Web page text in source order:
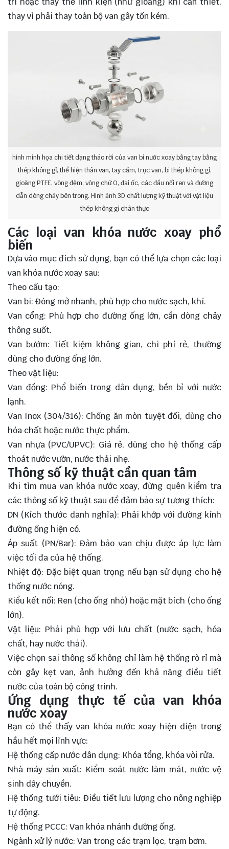
thay vì phải thay toàn bộ van gây tốn kém.
hình minh họa chi tiết dạng tháo rời của van bi nước xoay bằng tay bằng
thép không gỉ, thể hiện thân van, tay cầm, trục van, bi thép không gỉ,
gioăng PTFE, vòng đệm, vòng chữ O, đai ốc, các đầu nối ren và đường
dẫn dòng chảy bên trong. Hình ảnh 3D chất lượng kỹ thuật với vật liệu
thép không gỉ chân thực
Các loại van khóa nước xoay phổ
biến
Dựa vào mục đích sử dụng, bạn có thể lựa chọn các loại
van khóa nước xoay sau:
Theo cấu tạo:
Van bi: Đóng mở nhanh, phù hợp cho nước sạch, khí.
Van cổng: Phù hợp cho đường ống lớn, cần dòng chảy
thông suốt.
Van bướm: Tiết kiệm không gian, chi phí rẻ, thường
dùng cho đường ống lớn.
Theo vật liệu:
Van đồng: Phổ biến trong dân dụng, bền bỉ với nước
lạnh.
Van Inox (304/316): Chống ăn mòn tuyệt đối, dùng cho
hóa chất hoặc nước thực phẩm.
Van nhựa (PVC/UPVC): Giá rẻ, dùng cho hệ thống cấp
thoát nước vườn, nước thải nhẹ.
Thông số kỹ thuật cần quan tâm
Khi tìm mua van khóa nước xoay, đừng quên kiểm tra
các thông số kỹ thuật sau để đảm bảo sự tương thích:
DN (Kích thước danh nghĩa): Phải khớp với đường kính
đường ống hiện có.
Áp suất (PN/Bar): Đảm bảo van chịu được áp lực làm
việc tối đa của hệ thống.
Nhiệt độ: Đặc biệt quan trọng nếu bạn sử dụng cho hệ
thống nước nóng.
Kiểu kết nối: Ren (cho ống nhỏ) hoặc mặt bích (cho ống
lớn).
Vật liệu: Phải phù hợp với lưu chất (nước sạch, hóa
chất, hay nước thải).
Việc chọn sai thông số không chỉ làm hệ thống rò rỉ mà
còn gây kẹt van, ảnh hưởng đến khả năng điều tiết
nước của toàn bộ công trình.
Ứng dụng thực tế của van khóa
nước xoay
Bạn có thể thấy van khóa nước xoay hiện diện trong
hầu hết mọi lĩnh vực:
Hệ thống cấp nước dân dụng: Khóa tổng, khóa vòi rửa.
Nhà máy sản xuất: Kiểm soát nước làm mát, nước vệ
sinh dây chuyền.
Hệ thống tưới tiêu: Điều tiết lưu lượng cho nông nghiệp
tự động.
Hệ thống PCCC: Van khóa nhánh đường ống.
Ngành xử lý nước: Van trong các trạm lọc, trạm bơm.